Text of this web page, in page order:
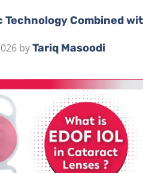
Technology Combined
byTariq Masoodi